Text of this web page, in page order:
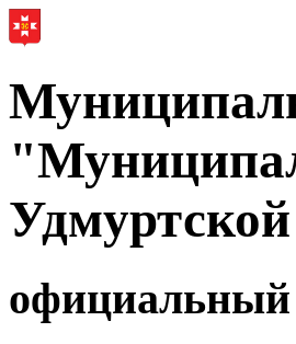
официальный